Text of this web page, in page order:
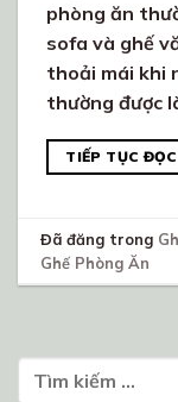
phòng ăn
sofa và ghế
thoải mái khi
thường được
TIẾP TỤC ĐỌC
Đã đăng trong
Ghế Phòng Ăn
Tìm kiếm